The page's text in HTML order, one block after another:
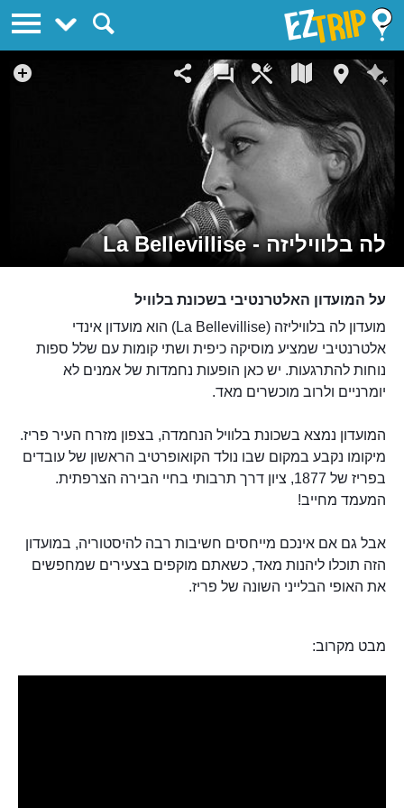
לה בלוויליזה - La Bellevillise
על המועדון האלטרנטיבי בשכונת בלוויל
מועדון לה בלוויליזה (La Bellevillise) הוא מועדון אינדי
אלטרנטיבי שמציע מוסיקה כיפית ושתי קומות עם שלל ספות
נוחות להתרגעות. יש כאן הופעות נחמדות של אמנים לא
יומרניים ולרוב מוכשרים מאד.
המועדון נמצא בשכונת בלוויל הנחמדה, בצפון מזרח העיר פריז.
מיקומו נקבע במקום שבו נולד הקואופרטיב הראשון של עובדים
בפריז של 1877, ציון דרך תרבותי בחיי הבירה הצרפתית.
המעמד מחייב!
אבל גם אם אינכם מייחסים חשיבות רבה להיסטוריה, במועדון
הזה תוכלו ליהנות מאד, כשאתם מוקפים בצעירים שמחפשים
את האופי הבלייני השונה של פריז.
מבט מקרוב:
EZTrip